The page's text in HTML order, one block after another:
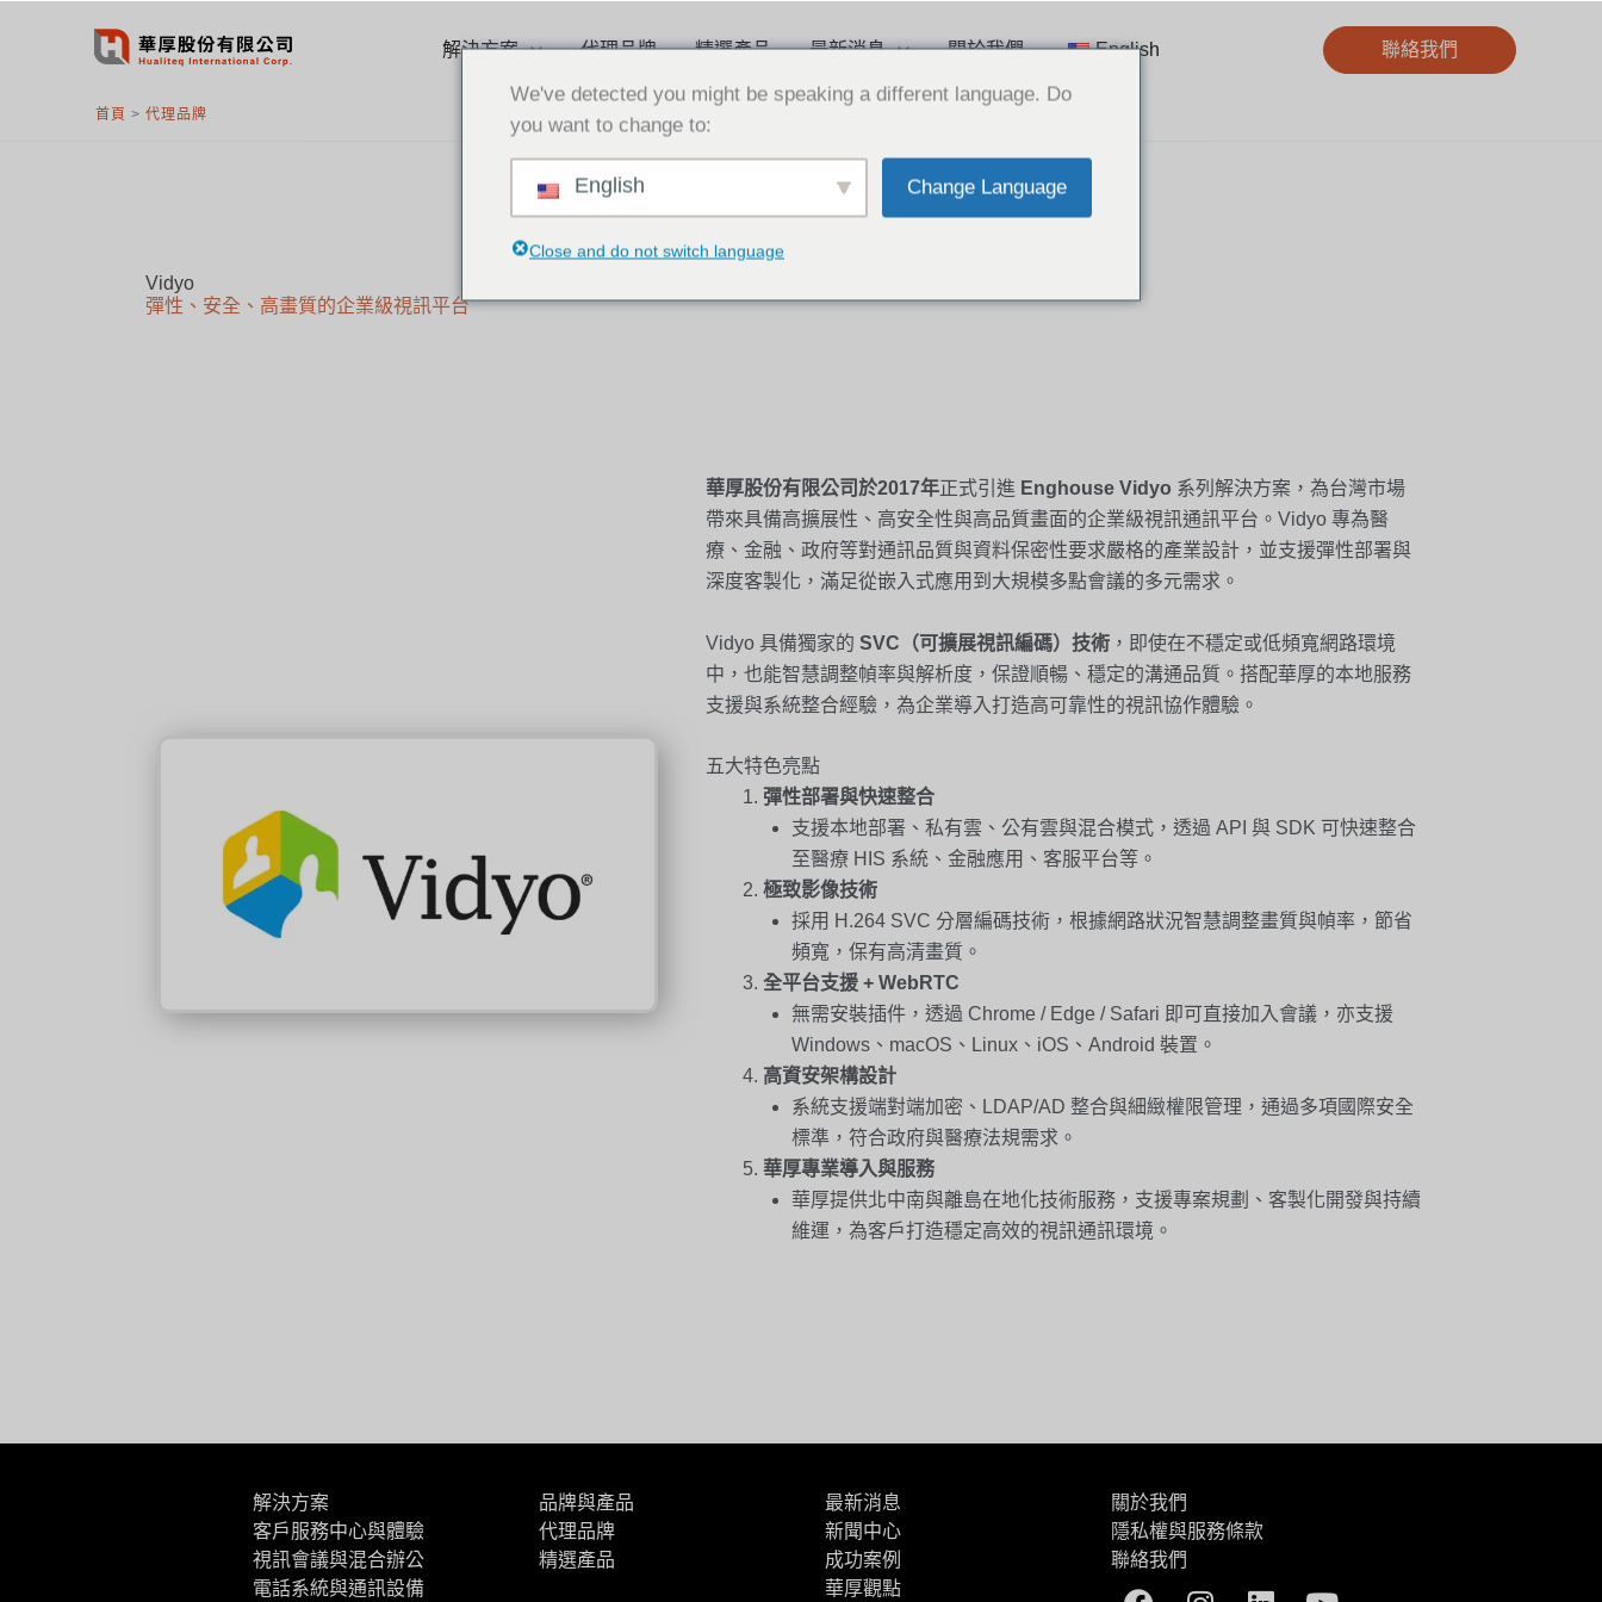
解決方案 代理品牌 精選產品 最新消息 關於我們 English 聯絡我們
首頁 > 代理品牌
Vidyo
彈性、安全、高畫質的企業級視訊平台
華厚股份有限公司於2017年正式引進 Enghouse Vidyo 系列解決方案，為台灣市場
帶來具備高擴展性、高安全性與高品質畫面的企業級視訊通訊平台。Vidyo 專為醫
療、金融、政府等對通訊品質與資料保密性要求嚴格的產業設計，並支援彈性部署與
深度客製化，滿足從嵌入式應用到大規模多點會議的多元需求。
Vidyo 具備獨家的 SVC（可擴展視訊編碼）技術 ，即使在不穩定或低頻寬網路環境
中，也能智慧調整幀率與解析度，保證順暢、穩定的溝通品質。搭配華厚的本地服務
支援與系統整合經驗，為企業導入打造高可靠性的視訊協作體驗。
五大特色亮點
彈性部署與快速整合
支援本地部署、私有雲、公有雲與混合模式，透過 API 與 SDK 可快速整合
至醫療 HIS 系統、金融應用、客服平台等。
極致影像技術
採用 H.264 SVC 分層編碼技術，根據網路狀況智慧調整畫質與幀率，節省
頻寬，保有高清畫質。
全平台支援 + WebRTC
無需安裝插件，透過 Chrome / Edge / Safari 即可直接加入會議，亦支援
Windows、macOS、Linux、iOS、Android 裝置。
高資安架構設計
系統支援端對端加密、LDAP/AD 整合與細緻權限管理，通過多項國際安全
標準，符合政府與醫療法規需求。
華厚專業導入與服務
華厚提供北中南與離島在地化技術服務，支援專案規劃、客製化開發與持續
維運，為客戶打造穩定高效的視訊通訊環境。
解決方案
客戶服務中心與體驗
視訊會議與混合辦公
電話系統與通訊設備
品牌與產品
代理品牌
精選產品
最新消息
新聞中心
成功案例
華厚觀點
關於我們
隱私權與服務條款
聯絡我們
Facebook
Instagram
LinkedinYoutube
We've detected you might be speaking a different language. Do
you want to change to:
English Change Language
Close and do not switch language